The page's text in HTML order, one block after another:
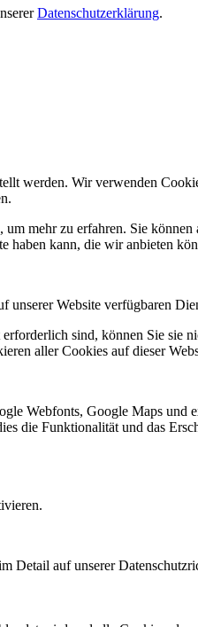
Datenschutzerklärung.
werden. Wir verwenden
mehr zu erfahren. Sie
haben kann, die wir anbieten
Website verfügbaren
sind, können Sie sie
aller Cookies auf dieser
Webfonts, Google Maps
die Funktionalität und das
Detail auf unserer